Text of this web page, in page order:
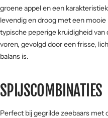
groene appel en een
levendig en droog met een
typische peperige kruidigheid
voren, gevolgd door een frisse,
balans is.
SPIJSCOMBINATIES
Perfect bij gegrilde zeebaars met